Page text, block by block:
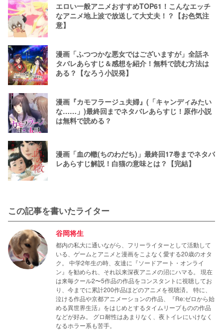
エロい一般アニメおすすめTOP61！こんなエッチ
なアニメ地上波で放送して大丈夫！？【お色気注
意】
漫画「ふつつかな悪女ではございますが」全話ネ
タバレあらすじ＆感想を紹介！無料で読む方法は
ある？【なろう小説発】
漫画『カモフラージュ夫婦』(「キャンディみたい
な……」)最終回までネタバレあらすじ！原作小説
は無料で読める？
漫画「血の轍(ちのわだち)」最終回17巻までネタバ
レあらすじ解説！白猫の意味とは？【完結】
この記事を書いたライター
谷岡将生
都内の私大に通いながら、フリーライターとして活動して
いる、ゲームとアニメと漫画をこよなく愛する20歳のオタ
ク。 中学2年生の時、友達に『ソードアート・オンライ
ン』を勧められ、それ以来深夜アニメの沼にハマる。 現在
は来毎クール2〜5作品の作品をコンスタントに視聴してお
り、今までに累計200作品ほどのアニメを視聴済。 特に、
泣ける作品や京都アニメーションの作品、『Re:ゼロから始
める異世界生活』をはじめとするタイムリープものの作品
などが好み。 グロ耐性はあまりなく、夜トイレにいけなく
なるホラー系も苦手。